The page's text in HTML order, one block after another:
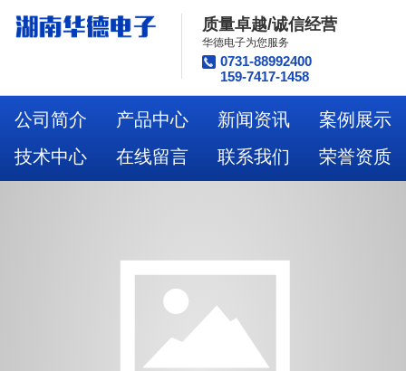
质量卓越/诚信经营
华德电子为您服务
0731-88992400
159-7417-1458
公司简介 产品中心 新闻资讯
案例展示
技术中心
在线留言 联系我们 荣誉资质